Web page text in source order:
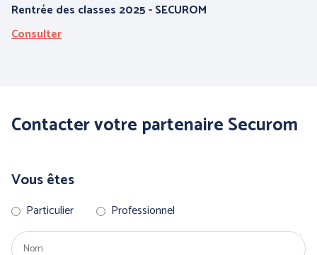
ANTICHUTE HYGIENE
Rentrée des classes 2025 - SECUROM
Consulter
Contacter votre partenaire Securom
Vous êtes
Particulier Professionnel